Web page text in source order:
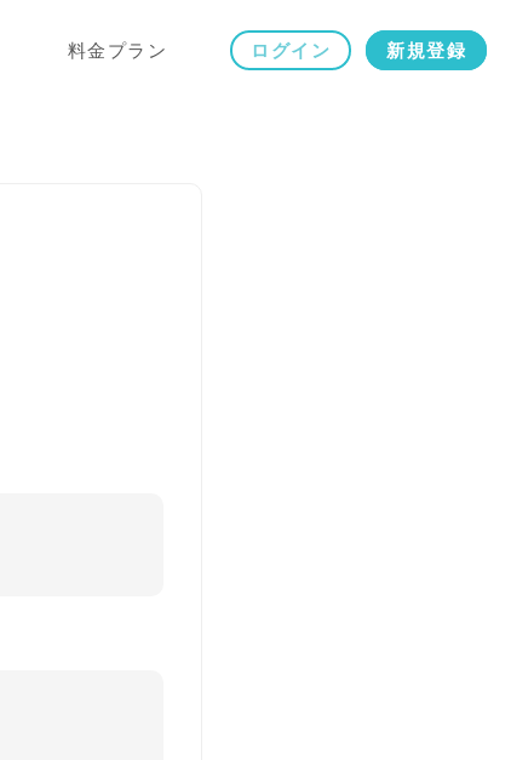
料金プラン ログイン 新規登録